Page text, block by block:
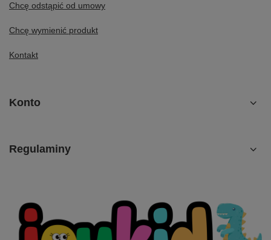
Chcę odstąpić od umowy
Chcę wymienić produkt
Kontakt
Konto
Regulaminy